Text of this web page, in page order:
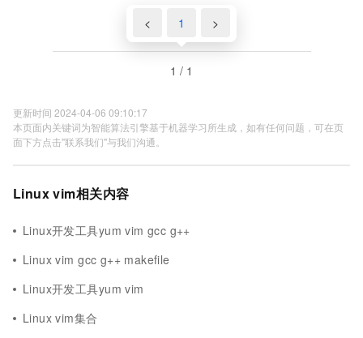
< 1 >
1 / 1
更新时间 2024-04-06 09:10:17
本页面内关键词为智能算法引擎基于机器学习所生成，如有任何问题，可在页
面下方点击"联系我们"与我们沟通。
Linux vim相关内容
Linux开发工具yum vim gcc g++
Linux vim gcc g++ makefile
Linux开发工具yum vim
Linux vim集合